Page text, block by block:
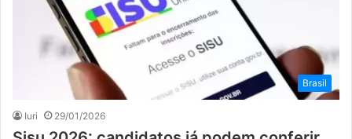
Brasil
Iuri 29/01/2026